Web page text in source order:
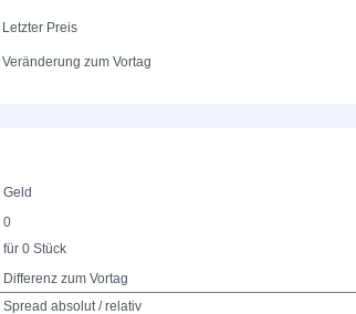
Letzter Preis
Veränderung zum Vortag
Geld
0
für 0 Stück
Differenz zum Vortag
Spread absolut / relativ